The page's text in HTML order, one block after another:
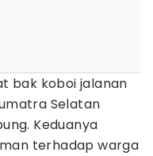
bak koboi jalanan
Selatan
Keduanya
terhadap warga